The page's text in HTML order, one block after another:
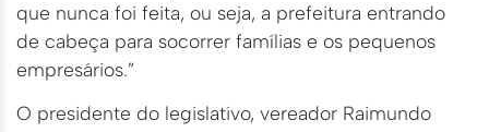
que nunca foi feita, ou seja, a prefeitura entrando
de cabeça para socorrer famílias e os pequenos
empresários.”
O presidente do legislativo, vereador Raimundo